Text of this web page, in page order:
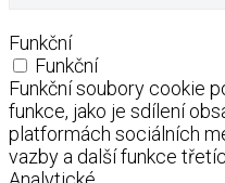
Funkční
Funkční
Funkční soubory cookie
funkce, jako je sdílení
platformách sociálních
vazby a další funkce